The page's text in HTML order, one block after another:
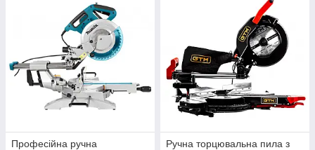
Професійна ручна
Ручна торцювальна пила з